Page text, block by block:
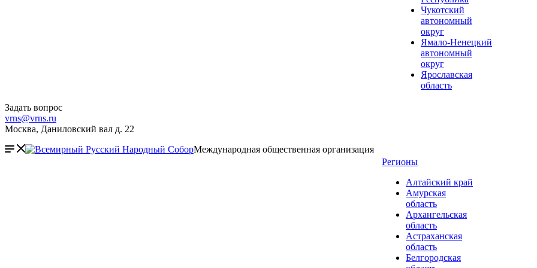
Чукотский
автономный
округ
Ямало-Ненецкий
автономный
округ
Ярославская
область
Задать вопрос
vrns@vrns.ru
Москва, Даниловский вал д. 22
Международная общественная организация
Регионы
Алтайский край
Амурская
область
Архангельская
область
Астраханская
область
Белгородская